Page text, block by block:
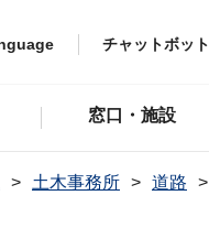
チャットボット
窓口・施設
土木事務所
道路